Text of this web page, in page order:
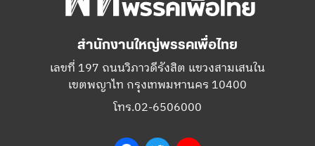
สำนักงานใหญ่พรรคเพื่อไทย
เลขที่ 197 ถนนวิภาวดีรังสิต แขวงสามเสนใน
เขตพญาไท กรุงเทพมหานคร 10400
โทร.02-6506000